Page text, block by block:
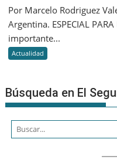
Por Marcelo Rodriguez
Argentina. ESPECIAL
importante...
Actualidad
Búsqueda en El